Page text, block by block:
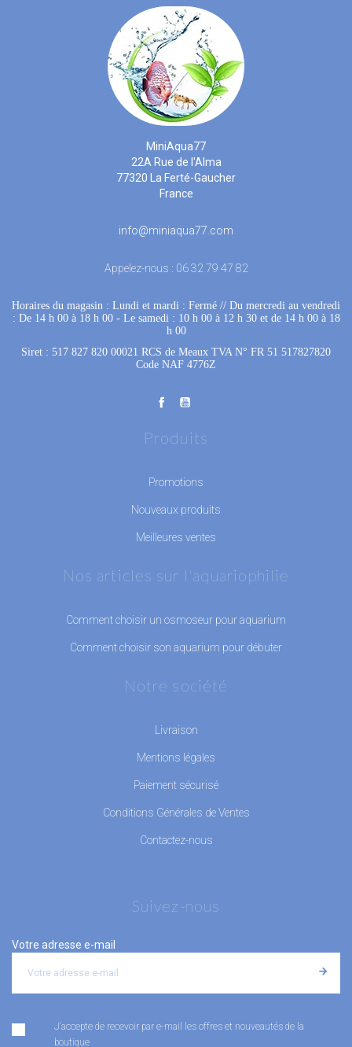
MiniAqua77
22A Rue de l'Alma
77320 La Ferté-Gaucher
France
info@miniaqua77.com
Appelez-nous : 06 32 79 47 82
Horaires du magasin : Lundi et mardi : Fermé // Du mercredi au vendredi
: De 14 h 00 à 18 h 00 - Le samedi : 10 h 00 à 12 h 30 et de 14 h 00 à 18
h 00
Siret : 517 827 820 00021 RCS de Meaux TVA N° FR 51 517827820
Code NAF 4776Z
Produits
Promotions
Nouveaux produits
Meilleures ventes
Nos articles sur l'aquariophilie
Comment choisir un osmoseur pour aquarium
Comment choisir son aquarium pour débuter
Notre société
Livraison
Mentions légales
Paiement sécurisé
Conditions Générales de Ventes
Contactez-nous
Suivez-nous
Votre adresse e-mail
J'accepte de recevoir par e-mail les offres et nouveautés de la
boutique